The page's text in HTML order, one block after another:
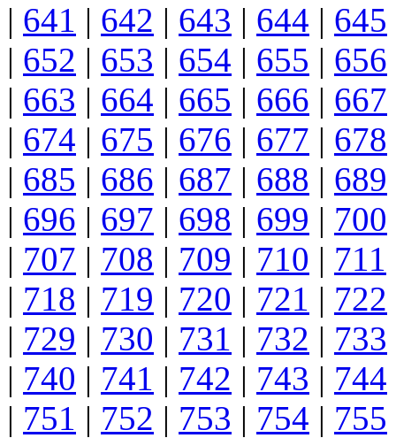
| 641 | 642 | 643 | 644 | 645
| 652 | 653 | 654 | 655 | 656
| 663 | 664 | 665 | 666 | 667
| 674 | 675 | 676 | 677 | 678
| 685 | 686 | 687 | 688 | 689
| 696 | 697 | 698 | 699 | 700
| 707 | 708 | 709 | 710 | 711
| 718 | 719 | 720 | 721 | 722
| 729 | 730 | 731 | 732 | 733
| 740 | 741 | 742 | 743 | 744
| 751 | 752 | 753 | 754 | 755